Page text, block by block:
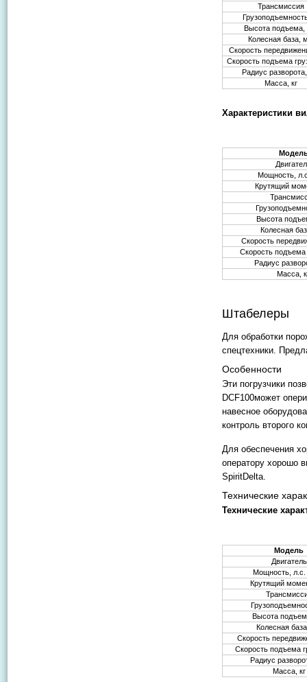
Трансмиссия
Высота
Колесная база,
Скорость
Скорость подъема
Радиус
Масса, кг
Характеристики
Мощность,
Крутящий
Высота
Колесная
Скорость
Скорость
Радиус
Масса,
Штабелеры
Для обработки
спецтехники.
Особенности
Эти погрузчики
DCF100может
навесное
контроль второго
Для обеспечения
оператору хорошо
SpiritDelta.
Технические
Технические
Модель
Двигатель
Мощность, л.с.
Крутящий
Высота
Колесная
Скорость
Скорость подъема
Радиус
Масса, кг